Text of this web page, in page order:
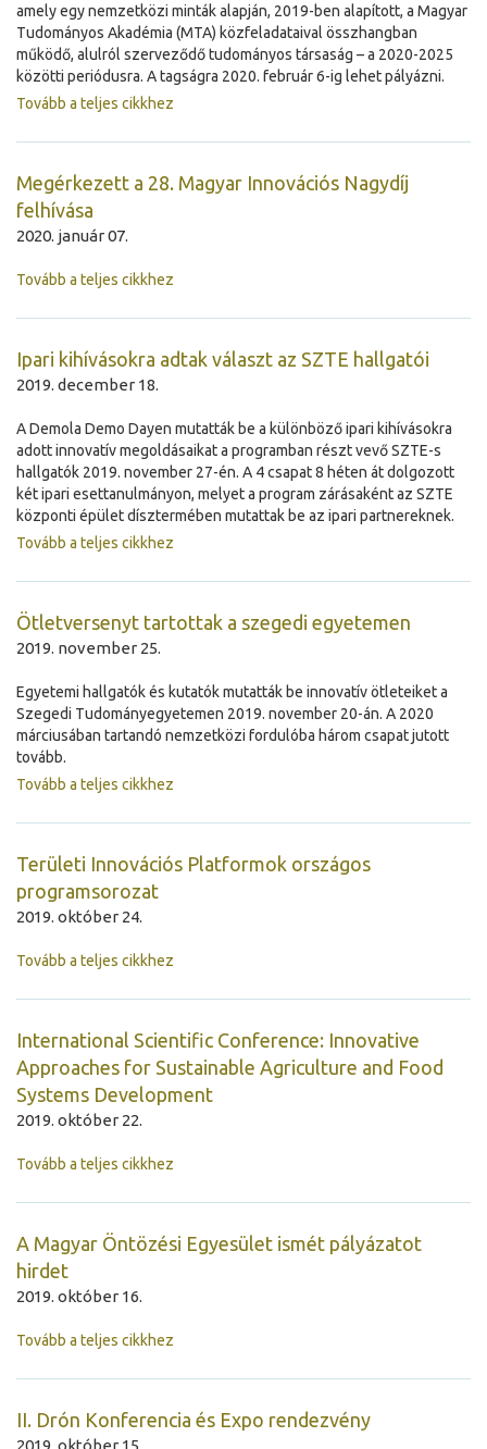
amely egy nemzetközi minták alapján, 2019-ben alapított, a Magyar
Tudományos Akadémia (MTA) közfeladataival összhangban
működő, alulról szerveződő tudományos társaság – a 2020-2025
közötti periódusra. A tagságra 2020. február 6-ig lehet pályázni.
Tovább a teljes cikkhez
Megérkezett a 28. Magyar Innovációs Nagydíj
felhívása
2020. január 07.
Tovább a teljes cikkhez
Ipari kihívásokra adtak választ az SZTE hallgatói
2019. december 18.
A Demola Demo Dayen mutatták be a különböző ipari kihívásokra
adott innovatív megoldásaikat a programban részt vevő SZTE-s
hallgatók 2019. november 27-én. A 4 csapat 8 héten át dolgozott
két ipari esettanulmányon, melyet a program zárásaként az SZTE
központi épület dísztermében mutattak be az ipari partnereknek.
Tovább a teljes cikkhez
Ötletversenyt tartottak a szegedi egyetemen
2019. november 25.
Egyetemi hallgatók és kutatók mutatták be innovatív ötleteiket a
Szegedi Tudományegyetemen 2019. november 20-án. A 2020
márciusában tartandó nemzetközi fordulóba három csapat jutott
tovább.
Tovább a teljes cikkhez
Területi Innovációs Platformok országos
programsorozat
2019. október 24.
Tovább a teljes cikkhez
International Scientific Conference: Innovative
Approaches for Sustainable Agriculture and Food
Systems Development
2019. október 22.
Tovább a teljes cikkhez
A Magyar Öntözési Egyesület ismét pályázatot
hirdet
2019. október 16.
Tovább a teljes cikkhez
II. Drón Konferencia és Expo rendezvény
2019. október 15.